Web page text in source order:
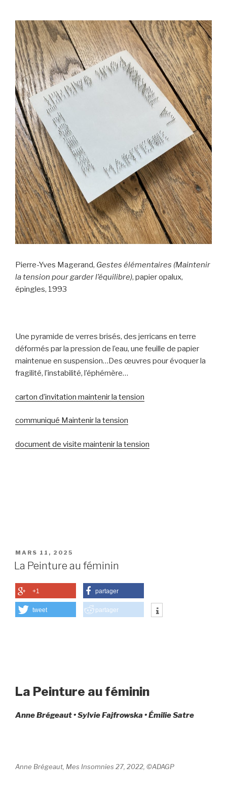
Pierre-Yves Magerand, Gestes élémentaires (Maintenir
la tension pour garder l’équilibre), papier opalux,
épingles, 1993
Une pyramide de verres brisés, des jerricans en terre
déformés par la pression de l’eau, une feuille de papier
maintenue en suspension…Des œuvres pour évoquer la
fragilité, l’instabilité, l’éphémère…
carton d’invitation maintenir la tension
communiqué Maintenir la tension
document de visite maintenir la tension
PUBLIÉ
LE
MARS 11, 2025
La Peinture au féminin
+1 partager
tweet partager
La Peinture au féminin
Anne Brégeaut • Sylvie Fajfrowska • Émilie Satre
Anne Brégeaut, Mes Insomnies 27, 2022, ©ADAGP